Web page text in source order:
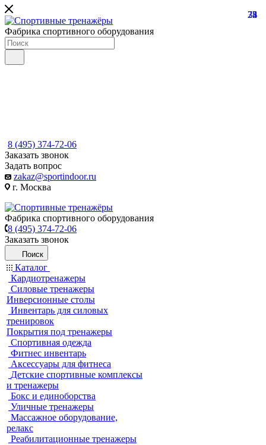
Фабрика спортивного оборудования
8 (495) 374-72-06
Заказать звонок
Задать вопрос
zakaz@sportindoor.ru
г. Москва
Фабрика спортивного оборудования
8 (495) 374-72-06
Заказать звонок
Поиск
Каталог
Кардиотренажеры
Силовые тренажеры
Инверсионные столы
Инвентарь для силовых
тренировок
Покрытия под тренажеры
Спортивная одежда
Фитнес инвентарь
Аксессуары для фитнеса
Детские спортивные комплексы
и тренажеры
Бокс и единоборства
Уличные тренажеры
Массажное оборудование,
релакс
Реабилитационные тренажеры
22
8
74
35